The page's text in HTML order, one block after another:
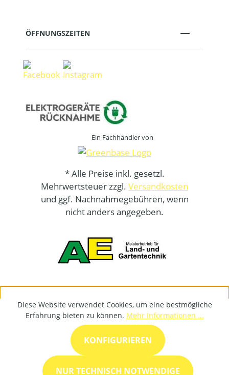
ÖFFNUNGSZEITEN
Ein Fachhändler von
* Alle Preise inkl. gesetzl.
Mehrwertsteuer zzgl. Versandkosten
und ggf. Nachnahmegebühren, wenn
nicht anders angegeben.
Diese Website verwendet Cookies, um eine bestmögliche
Erfahrung bieten zu können. Mehr Informationen ...
NUR TECHNISCH NOTWENDIGE
KONFIGURIEREN